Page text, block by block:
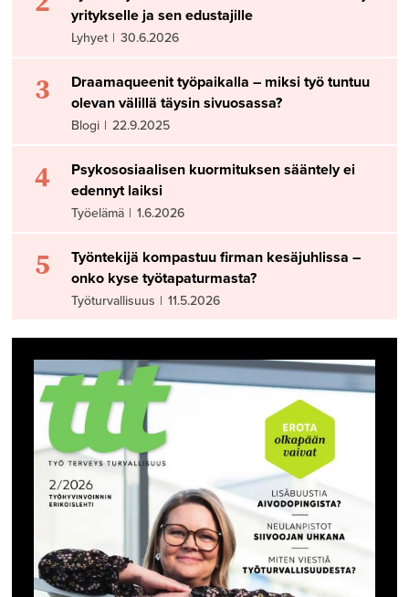
yritykselle ja sen edustajille
Lyhyet | 30.6.2026
3
Draamaqueenit työpaikalla – miksi työ tuntuu
olevan välillä täysin sivuosassa?
Blogi | 22.9.2025
4
Psykososiaalisen kuormituksen sääntely ei
edennyt laiksi
Työelämä | 1.6.2026
5
Työntekijä kompastuu firman kesäjuhlissa –
onko kyse työtapaturmasta?
Työturvallisuus | 11.5.2026